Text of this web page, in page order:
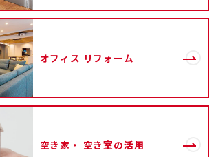
オフィス リフォーム
空き家・ 空き室の活用